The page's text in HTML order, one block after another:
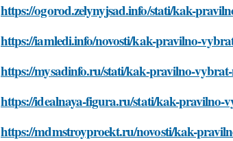
https://ogorod.zelynyjsad.info/stati/kak-
https://iamledi.info/novosti/kak-pravilno-
https://mysadinfo.ru/stati/kak-pravilno-
https://idealnaya-figura.ru/stati/kak-pravilno-
https://mdmstroyproekt.ru/novosti/kak-